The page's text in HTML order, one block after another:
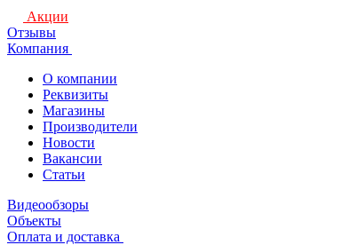
Акции
Отзывы
Компания
О компании
Реквизиты
Магазины
Производители
Новости
Вакансии
Статьи
Видеообзоры
Объекты
Оплата и доставка